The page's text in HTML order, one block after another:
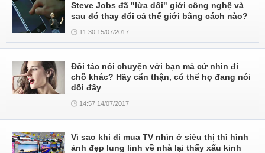
Steve Jobs đã "lừa dối" giới công nghệ và
sau đó thay đổi cả thế giới bằng cách nào?
11:30 15/07/2017
Đối tác nói chuyện với bạn mà cứ nhìn đi
chỗ khác? Hãy cẩn thận, có thể họ đang nói
dối đấy
14:57 14/07/2017
Vì sao khi đi mua TV nhìn ở siêu thị thì hình
ảnh đẹp lung linh về nhà lại thấy xấu kinh